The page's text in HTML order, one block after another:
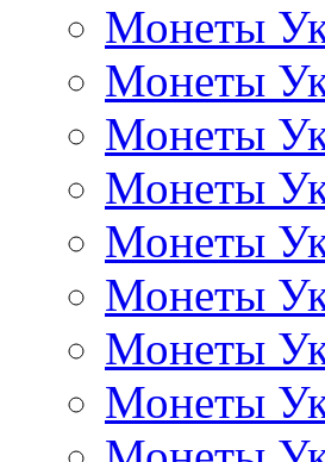
Монеты
Монеты
Монеты
Монеты
Монеты
Монеты
Монеты
Монеты